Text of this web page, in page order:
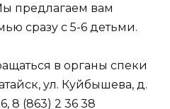
предлагаем вам
сразу с 5-6 детьми.
в органы спеки
ул. Куйбышева, д.
8 (863) 2 36 38